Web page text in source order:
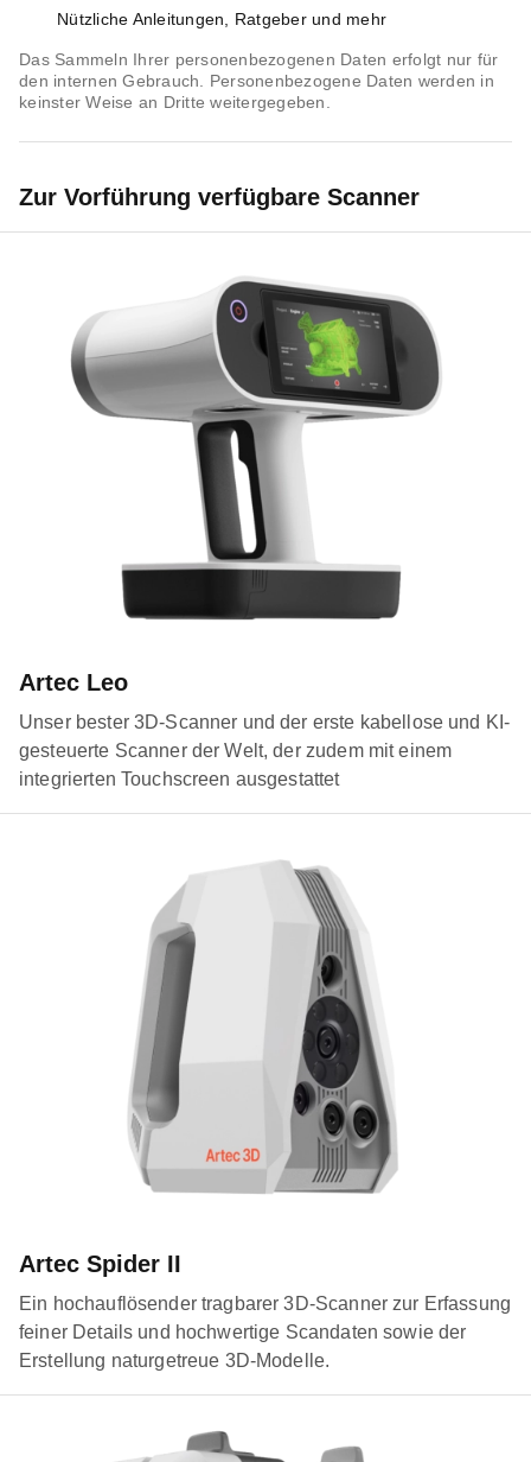
Nützliche Anleitungen, Ratgeber und mehr
Das Sammeln Ihrer personenbezogenen Daten erfolgt nur für
den internen Gebrauch. Personenbezogene Daten werden in
keinster Weise an Dritte weitergegeben.
Zur Vorführung verfügbare Scanner
Artec Leo
Unser bester 3D-Scanner und der erste kabellose und KI-
gesteuerte Scanner der Welt, der zudem mit einem
integrierten Touchscreen ausgestattet
Artec Spider II
Ein hochauflösender tragbarer 3D-Scanner zur Erfassung
feiner Details und hochwertige Scandaten sowie der
Erstellung naturgetreue 3D-Modelle.